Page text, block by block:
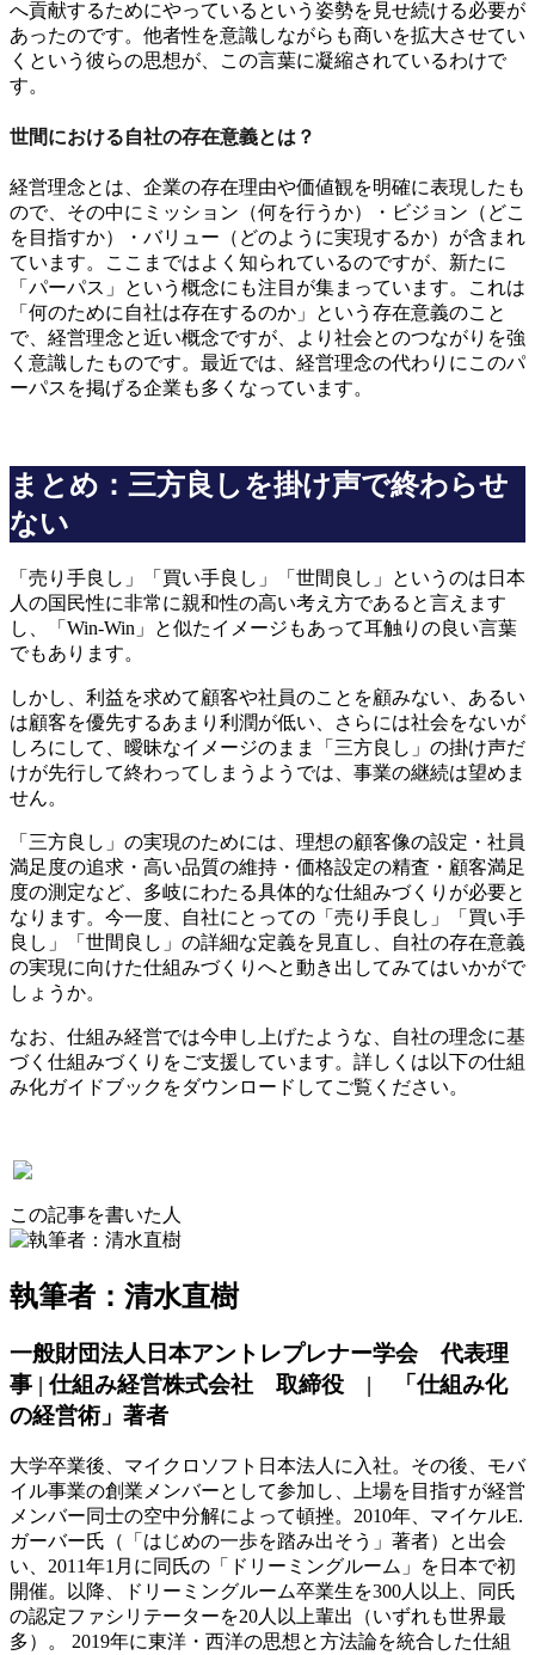
へ貢献するためにやっているという姿勢を見せ続ける必要が
あったのです。他者性を意識しながらも商いを拡大させてい
くという彼らの思想が、この言葉に凝縮されているわけで
す。
世間における自社の存在意義とは？
経営理念とは、企業の存在理由や価値観を明確に表現したも
ので、その中にミッション（何を行うか）・ビジョン（どこ
を目指すか）・バリュー（どのように実現するか）が含まれ
ています。ここまではよく知られているのですが、新たに
「パーパス」という概念にも注目が集まっています。これは
「何のために自社は存在するのか」という存在意義のこと
で、経営理念と近い概念ですが、より社会とのつながりを強
く意識したものです。最近では、経営理念の代わりにこのパ
ーパスを掲げる企業も多くなっています。
まとめ：三方良しを掛け声で終わらせ
ない
「売り手良し」「買い手良し」「世間良し」というのは日本
人の国民性に非常に親和性の高い考え方であると言えます
し、「Win-Win」と似たイメージもあって耳触りの良い言葉
でもあります。
しかし、利益を求めて顧客や社員のことを顧みない、あるい
は顧客を優先するあまり利潤が低い、さらには社会をないが
しろにして、曖昧なイメージのまま「三方良し」の掛け声だ
けが先行して終わってしまうようでは、事業の継続は望めま
せん。
「三方良し」の実現のためには、理想の顧客像の設定・社員
満足度の追求・高い品質の維持・価格設定の精査・顧客満足
度の測定など、多岐にわたる具体的な仕組みづくりが必要と
なります。今一度、自社にとっての「売り手良し」「買い手
良し」「世間良し」の詳細な定義を見直し、自社の存在意義
の実現に向けた仕組みづくりへと動き出してみてはいかがで
しょうか。
なお、仕組み経営では今申し上げたような、自社の理念に基
づく仕組みづくりをご支援しています。詳しくは以下の仕組
み化ガイドブックをダウンロードしてご覧ください。
この記事を書いた人
執筆者：清水直樹
一般財団法人日本アントレプレナー学会 代表理
事 | 仕組み経営株式会社 取締役 | 「仕組み化
の経営術」著者
大学卒業後、マイクロソフト日本法人に入社。その後、モバ
イル事業の創業メンバーとして参加し、上場を目指すが経営
メンバー同士の空中分解によって頓挫。2010年、マイケルE.
ガーバー氏（「はじめの一歩を踏み出そう」著者）と出会
い、2011年1月に同氏の「ドリーミングルーム」を日本で初
開催。以降、ドリーミングルーム卒業生を300人以上、同氏
の認定ファシリテーターを20人以上輩出（いずれも世界最
多）。 2019年に東洋・西洋の思想と方法論を統合した仕組